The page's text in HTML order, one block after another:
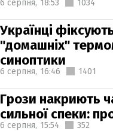
6 серпня, 18:53 1034
Українці
"домашніх"
синоптики
6 серпня, 16:46 1401
Грози накриють
сильної спеки:
6 серпня, 15:54 352